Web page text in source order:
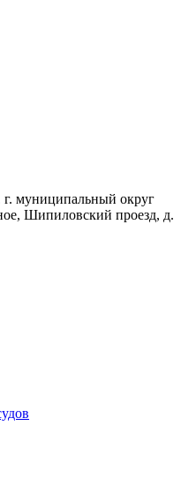
г. муниципальный округ
Шипиловский проезд, д.